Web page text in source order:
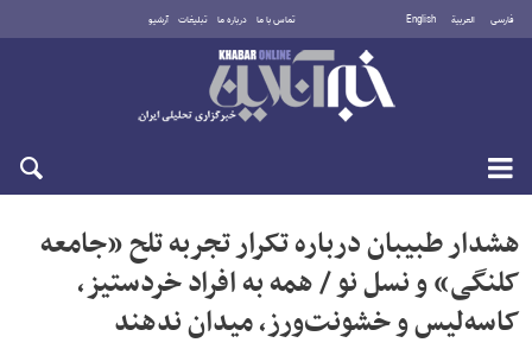
فارسی العربية English تماس با ما درباره ما تبلیغات آرشیو
یکشنبه ۱۸ مرداد ۱۴۰۵
هشدار طبیبان درباره تکرار تجربه تلح «جامعه‌
کلنگی» و نسل نو / همه به افراد خردستیز،
کاسه‌لیس و خشونت‌ورز، میدان ندهند